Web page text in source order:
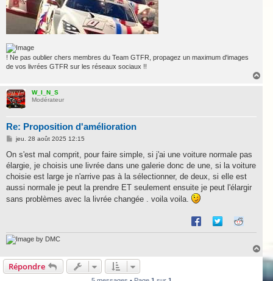
! Ne pas oublier chers membres du Team GTFR, propagez un maximum d'images
de vos livrées GTFR sur les réseaux sociaux !!
W_I_N_S
Modérateur
Re: Proposition d'amélioration
M
s
a
g
jeu. 28 août 2025 12:15
On s'est mal comprit, pour faire simple, si j'ai une voiture normale pas
élargie, je choisis une livrée dans une galerie donc de une, si la voiture
choisie est large je n'arrive pas à la sélectionner, de deux, si elle est
aussi normale je peut la prendre ET seulement ensuite je peut l'élargir
sans problèmes avec la livrée changée . voila voila.
by DMC
a
Répondre